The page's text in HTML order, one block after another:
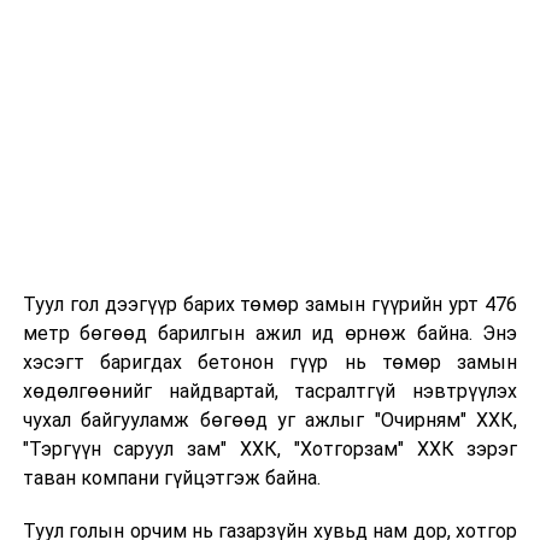
Туул гол дээгүүр барих төмөр замын гүүрийн урт 476
метр бөгөөд барилгын ажил ид өрнөж байна. Энэ
хэсэгт баригдах бетонон гүүр нь төмөр замын
хөдөлгөөнийг найдвартай, тасралтгүй нэвтрүүлэх
чухал байгууламж бөгөөд уг ажлыг "Очирням" ХХК,
"Тэргүүн саруул зам" ХХК, "Хотгорзам" ХХК зэрэг
таван компани гүйцэтгэж байна.
Туул голын орчим нь газарзүйн хувьд нам дор, хотгор